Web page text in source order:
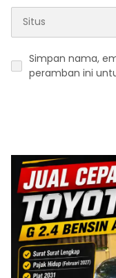
Simpan nama,
peramban ini